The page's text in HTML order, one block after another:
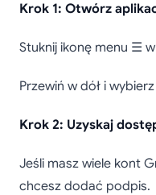
Krok 1: Otwórz
Stuknij ikonę menu ☰
Przewiń w dół i wybierz
Krok 2: Uzyskaj
Jeśli masz wiele kont
chcesz dodać podpis.